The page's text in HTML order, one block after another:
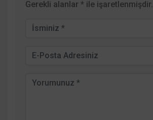
Gerekli alanlar * ile işaretlenmişdir.